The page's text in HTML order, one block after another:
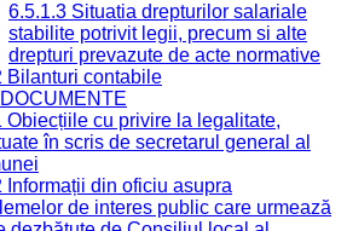
6.5.1.3 Situatia drepturilor salariale
stabilite potrivit legii, precum si alte
drepturi prevazute de acte normative
Bilanturi contabile
Obiecțiile cu privire la legalitate,
în scris de secretarul general al
Informații din oficiu asupra
de interes public care urmează